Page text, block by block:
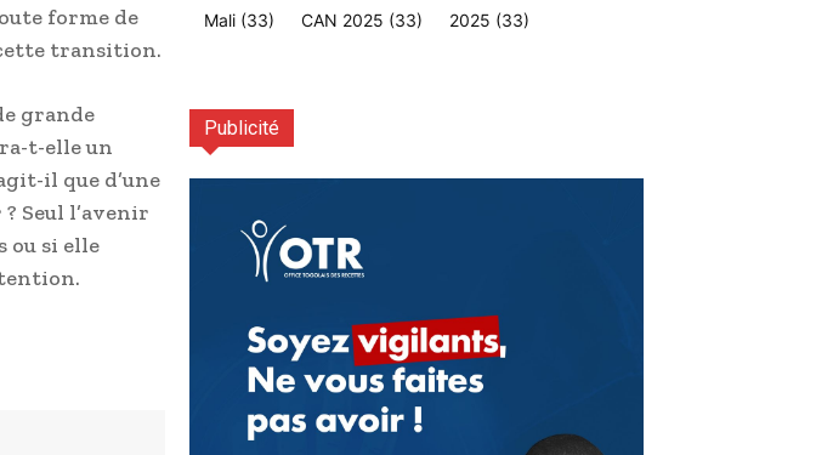
forme de
transition.
grande
t-elle un
il que d’une
Seul l’avenir
ou si elle
Mali (33) CAN 2025 (33) 2025 (33)
Publicité